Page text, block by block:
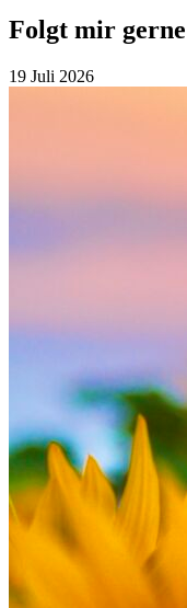
Folgt mir
19 Juli 2026